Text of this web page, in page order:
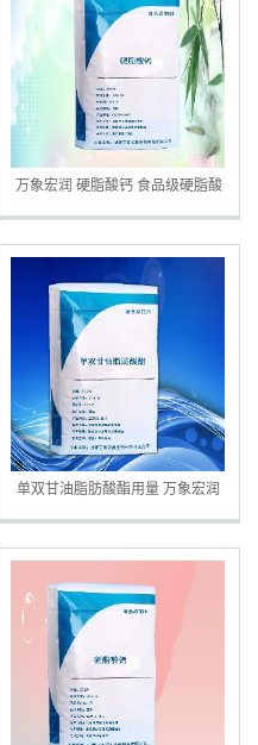
万象宏润 硬脂酸钙 食品级硬脂酸
钙 细粉末硬脂酸钙现货供应
单双甘油脂肪酸酯用量 万象宏润